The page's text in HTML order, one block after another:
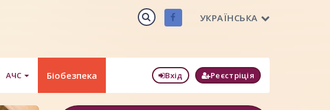
УКРАЇНСЬКА
АЧС Біобезпека Вхід Реєстріція